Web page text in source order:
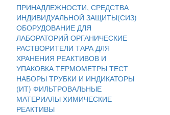
ПРИНАДЛЕЖНОСТИ, СРЕДСТВА
ИНДИВИДУАЛЬНОЙ ЗАЩИТЫ(СИЗ)
ОБОРУДОВАНИЕ ДЛЯ
ЛАБОРАТОРИЙ ОРГАНИЧЕСКИЕ
РАСТВОРИТЕЛИ ТАРА ДЛЯ
ХРАНЕНИЯ РЕАКТИВОВ И
УПАКОВКА ТЕРМОМЕТРЫ ТЕСТ
НАБОРЫ ТРУБКИ И ИНДИКАТОРЫ
(ИТ) ФИЛЬТРОВАЛЬНЫЕ
МАТЕРИАЛЫ ХИМИЧЕСКИЕ
РЕАКТИВЫ